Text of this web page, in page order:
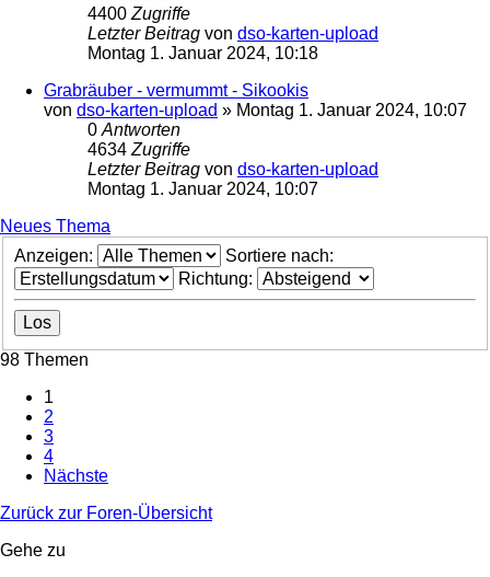
4400Zugriffe
Letzter Beitrag von dso-karten-upload
Montag 1. Januar 2024, 10:18
Grabräuber - vermummt - Sikookis
von dso-karten-upload » Montag 1. Januar 2024, 10:07
0Antworten
4634Zugriffe
Letzter Beitrag von dso-karten-upload
Montag 1. Januar 2024, 10:07
Neues Thema
Anzeigen:
Sortiere nach:
Richtung:
98 Themen
1
2
3
4
Nächste
Zurück zur Foren-Übersicht
Gehe zu